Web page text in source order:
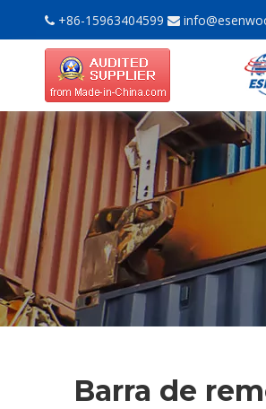
 +86-15963404599 
Barra de